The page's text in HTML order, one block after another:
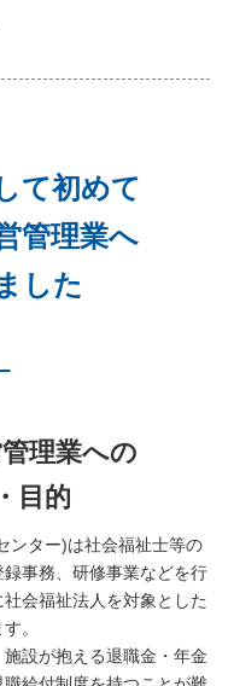
て初めて
管理業へ
した
理業への
目的
ンター)は社会福祉士等の
事務、研修事業などを行
会福祉法人を対象とした
。
設が抱える退職金・年金